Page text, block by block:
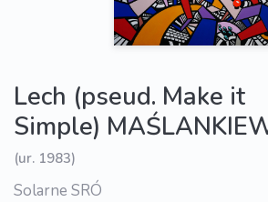
Lech (pseud. Make it
Simple)
(ur. 1983)
Solarne SRÓ